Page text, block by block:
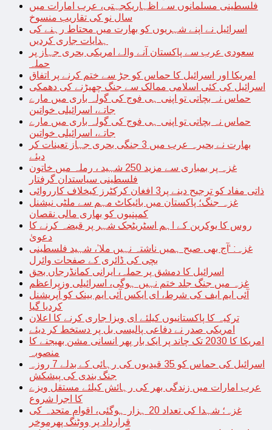
فلسطینی مسلمانوں سے اظہاریکجہتی، عرب امارات میں
سال نو کی تقاریب منسوخ
اسرائیل نے اپنے شہریوں کو بھارت میں محتاط رہنے کی
ہدایات جاری کردیں
سعودی عرب سے پاکستان آنے والے امریکی بحری جہاز پر
حملہ
امریکا اور اسرائیل کا حماس کو جڑ سے ختم کرنے پر اتفاق
اسرائیل کی کئی اسلامی ممالک سے جنگ چھیڑنے کی دھمکی
حماس نہ بچاتی تو اپنی ہی فوج کی گولہ باری میں مارے
جاتے، اسرائیلی خواتین
حماس نہ بچاتی تو اپنی ہی فوج کی گولہ باری میں مارے
جاتے، اسرائیلی خواتین
بھارت نے بحیرہ عرب میں 3 جنگی بحری جہاز تعینات کر
دیئے
غزہ پر بمباری سے مزید 250 شہید ، رملہ میں خاتون
فلسطینی سیاستدان گرفتار
ذاتی مفاد کو ترجیح دینے پر3 افغان کرکٹرز کیخلاف کارروائی
غزہ جنگ؛ پاکستان میں بائیکاٹ مہم سے ملٹی نیشنل
کمپنیوں کو بھاری مالی نقصان
روس کا یوکرین کے اہم اسٹریٹجک شہر پر قبضہ کرنے کا
دعویٰ
غزہ: ‘آج بھی صبح ہمیں ناشتہ نہیں ملا’، شہید فلسطینی
بچی کی ڈائری کے صفحات وائرل
اسرائیل کا دمشق پر حملہ، ایرانی کمانڈرجاں بحق
غزہ میں جنگ جلد ختم نہیں ہوگی، اسرائیلی وزیراعظم
آئی ایم ایف کی شرط، ای ایکس آئی ایم بینک کو آپریشنل
کردیا گیا
ترکیہ کا پاکستانیوں کیلئے ای ویزا جاری کرنے کا اعلان
امریکی صدر نے دفاعی پالیسی بل پر دستخط کر دیئے
امریکا کا 2030 تک چاند پر ایک بار پھر انسانی مشن بھیجنے کا
منصوبہ
اسرائیل کی حماس کو 35 قیدیوں کی رہائی کے بدلے 7 روزہ
جنگ بندی کی پیشکش
عرب امارات میں زندگی بھر کی رہائش کیلئے مستقل ویزے
کا اجرا شروع
غزہ؛ شہدا کی تعداد 20 ہزار ہوگئی، اقوام متحدہ کی
قرارداد پر ووٹنگ پھرموخر